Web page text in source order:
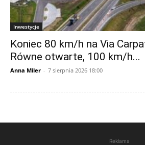
Inwestycje
Koniec 80 km/h na Via
Równe otwarte, 100 km/h...
Anna Miler - 7 sierpnia 2026 18:00
Reklama